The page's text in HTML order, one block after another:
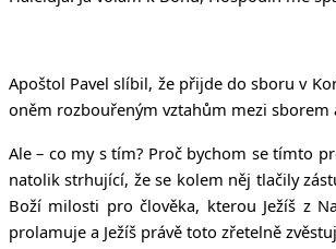
Apoštol Pavel slíbil, že přijde do sboru v
oněm rozbouřeným vztahům mezi sborem
Ale – co my s tím? Proč bychom se tímto
natolik strhující, že se kolem něj tlačily
Boží milosti pro člověka, kterou Ježíš z
prolamuje a Ježíš právě toto zřetelně